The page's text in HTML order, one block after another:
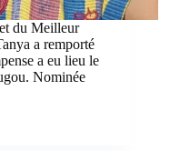
du Meilleur
a remporté
a eu lieu le
Nominée